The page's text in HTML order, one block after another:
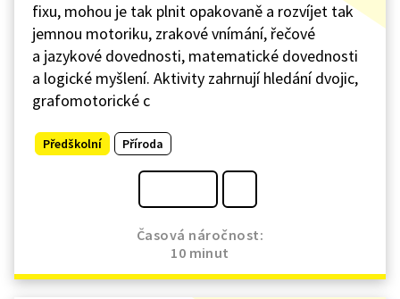
fixu, mohou je tak plnit opakovaně a rozvíjet tak
jemnou motoriku, zrakové vnímání, řečové
a jazykové dovednosti, matematické dovednosti
a logické myšlení. Aktivity zahrnují hledání dvojic,
grafomotorické c
Předškolní Příroda
Časová náročnost:
10 minut